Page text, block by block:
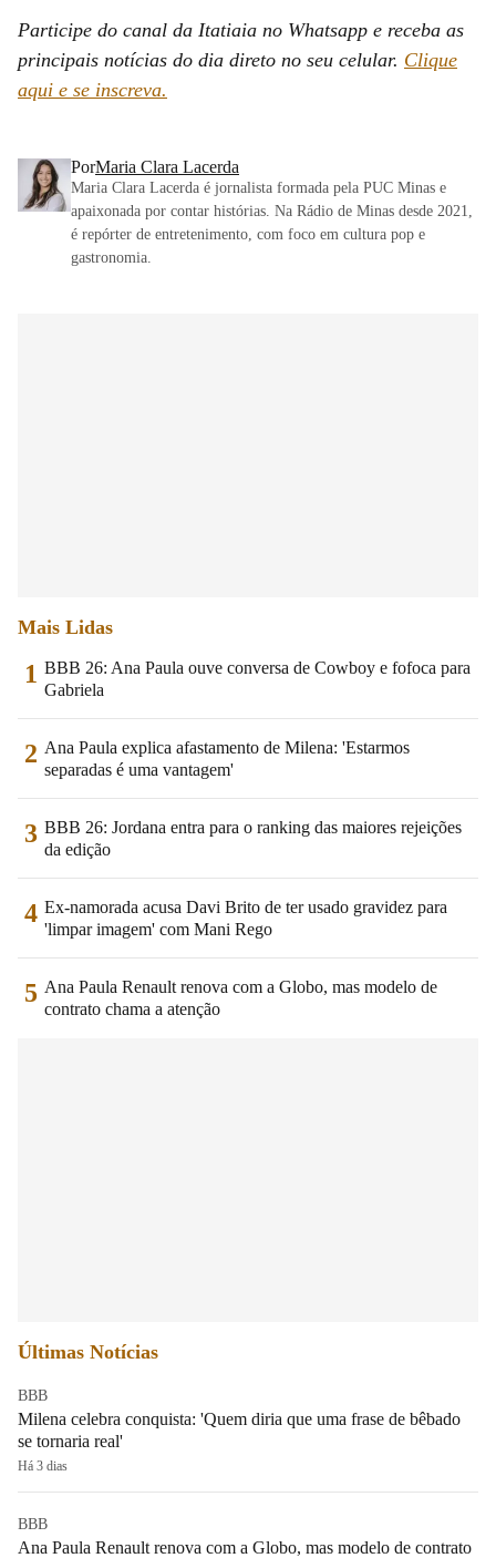
Participe do canal da Itatiaia no Whatsapp e receba as
principais notícias do dia direto no seu celular. Clique
aqui e se inscreva.
PorMaria Clara Lacerda
Maria Clara Lacerda é jornalista formada pela PUC Minas e
apaixonada por contar histórias. Na Rádio de Minas desde 2021,
é repórter de entretenimento, com foco em cultura pop e
gastronomia.
Mais Lidas
1 BBB 26: Ana Paula ouve conversa de Cowboy e fofoca para
Gabriela
2 Ana Paula explica afastamento de Milena: 'Estarmos
separadas é uma vantagem'
3 BBB 26: Jordana entra para o ranking das maiores rejeições
da edição
4 Ex-namorada acusa Davi Brito de ter usado gravidez para
'limpar imagem' com Mani Rego
5 Ana Paula Renault renova com a Globo, mas modelo de
contrato chama a atenção
Últimas Notícias
BBB
Milena celebra conquista: 'Quem diria que uma frase de bêbado
se tornaria real'
Há 3 dias
BBB
Ana Paula Renault renova com a Globo, mas modelo de contrato